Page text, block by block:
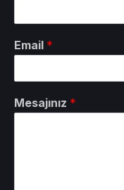
Email *
Mesajınız *